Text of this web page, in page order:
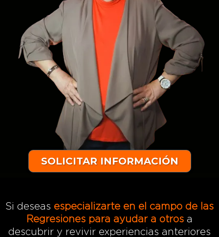
SOLICITAR INFORMACIÓN
Si deseas especializarte en el campo de las
Regresiones para ayudar a otros a
descubrir y revivir experiencias anteriores